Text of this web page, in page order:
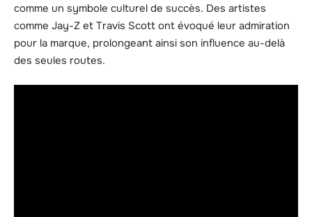
comme un symbole culturel de succès. Des artistes
comme Jay-Z et Travis Scott ont évoqué leur admiration
pour la marque, prolongeant ainsi son influence au-delà
des seules routes.